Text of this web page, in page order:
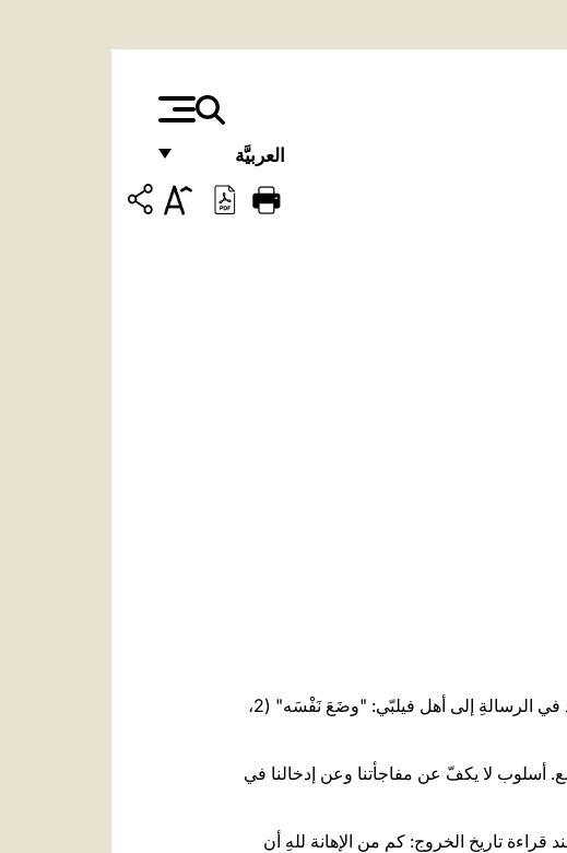
العربيَّة
FRANÇAIS
توجد في قلب هذه الليتورجيا - والتي تبدو احتفاليّةً للغاية - العبارة التي سَمِعناها في النشيد الوارد في الرسالةِ إلى أهل فيلبّي: "وضَعَ نَفْسَه" (2،
أسلوب لا يكفّ عن مفاجأتنا وعن إدخالنا في
قراءة تاريخ الخروج: كم من الإهانة للهِ أن